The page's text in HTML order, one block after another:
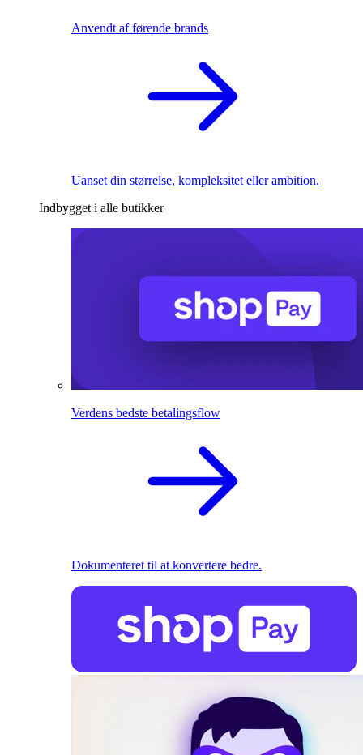
Anvendt af førende brands
Uanset din størrelse, kompleksitet eller ambition.
Indbygget i alle butikker
Verdens bedste betalingsflow
Dokumenteret til at konvertere bedre.